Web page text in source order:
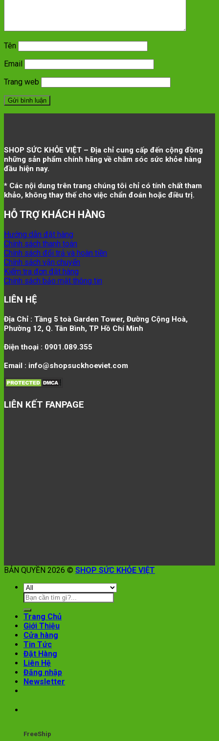
Tên
Email
Trang web
SHOP SỨC KHỎE VIỆT – Địa chỉ cung cấp đến cộng đồng
những sản phẩm chính hãng về chăm sóc sức khỏe hàng
đầu hiện nay.
* Các nội dung trên trang chúng tôi chỉ có tính chất tham
khảo, không thay thế cho việc chẩn đoán hoặc điều trị.
HỖ TRỢ KHÁCH HÀNG
Hướng dẫn đặt hàng
Chính sách thanh toán
Chính sách đổi trả và hoàn tiền
Chính sách vận chuyển
Kiểm tra đơn đặt hàng
Chính sách bảo mật thông tin
LIÊN HỆ
Địa Chỉ : Tầng 5 toà Garden Tower, Đường Cộng Hoà,
Phường 12, Q. Tân Bình, TP Hồ Chí Minh
Điện thoại : 0901.089.355
Email : info@shopsuckhoeviet.com
LIÊN KẾT FANPAGE
BẢN QUYỀN 2026 © SHOP SỨC KHỎE VIỆT
Trang Chủ
Giới Thiệu
Cửa hàng
Tin Tức
Đặt Hàng
Liên Hệ
Đăng nhập
Newsletter
FreeShip